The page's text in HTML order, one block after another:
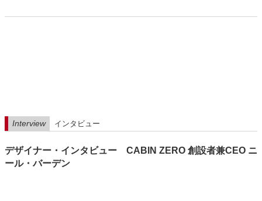
Interview インタビュー
デザイナー・インタビュー CABIN ZERO 創設者兼CEO ニ
ール・バーデン